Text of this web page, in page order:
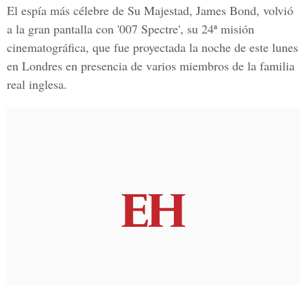
El espía más célebre de Su Majestad, James Bond, volvió
a la gran pantalla con '007 Spectre', su 24ª misión
cinematográfica, que fue proyectada la noche de este lunes
en Londres en presencia de varios miembros de la familia
real inglesa.